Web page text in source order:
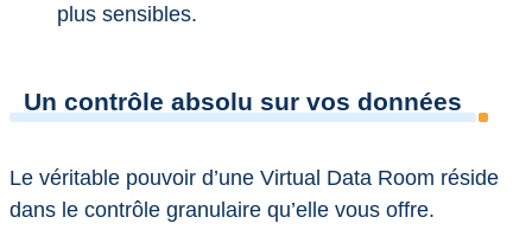
plus sensibles.
Un contrôle absolu sur vos données
Le véritable pouvoir d’une Virtual Data Room réside
dans le contrôle granulaire qu’elle vous offre.